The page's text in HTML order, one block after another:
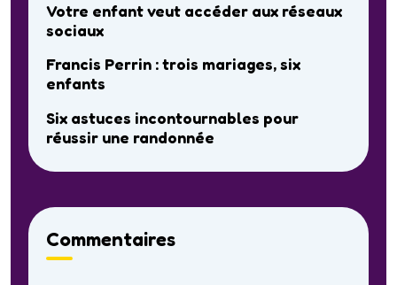
Votre enfant veut accéder aux réseaux
sociaux
Francis Perrin : trois mariages, six
enfants
Six astuces incontournables pour
réussir une randonnée
Commentaires